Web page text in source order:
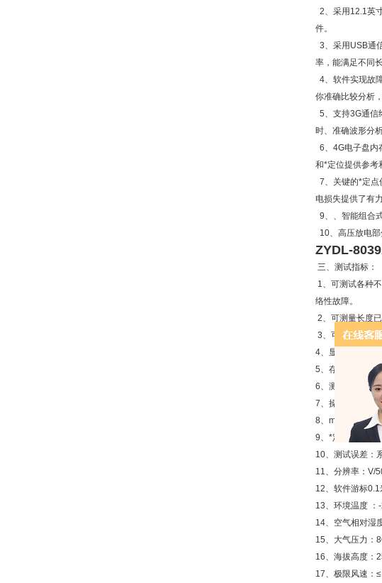
2、采用12.1英
件。
3、采用USB通
率，能满足不同
4、软件实现故
你准确比较分析
5、支持3G通信
时、准确波形分
6、4G电子盘内
和*定位提供参考
7、关键的*定点
电损失提供了有力
9、、智能组合
10、高压放电
ZYDL-
三、测试指标：
1、可测试各种
络性故障。
2、可测量长度
3、可测试电缆
4、显示方式：
5、存储方式：
6、测试方法：低
7、操作方式：
8、min测试距离
9、*定点
10、测试误差：
11、分辨率：
12、软件游标0.1
13、环境温度
14、空气相对湿
15、大气压力：
16、海拔高度：
17、极限风速：